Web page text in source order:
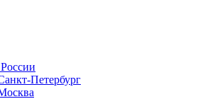
Петербург